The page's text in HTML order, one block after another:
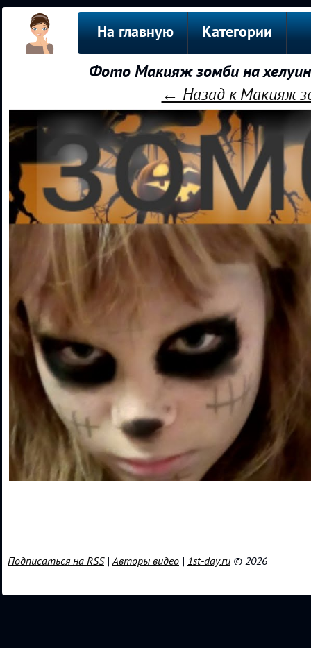
На главную Категории
Фото Макияж зомби на
← Назад к Макияж
Подписаться на RSS|Авторы видео | 1st-day.ru © 2026